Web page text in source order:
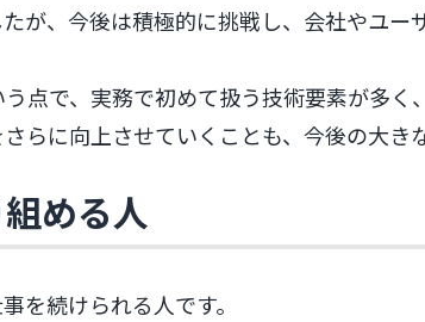
が、今後は積極的に挑戦し、会社やユー
点で、実務で初めて扱う技術要素が多
らに向上させていくことも、今後の大き
める人
を続けられる人です。